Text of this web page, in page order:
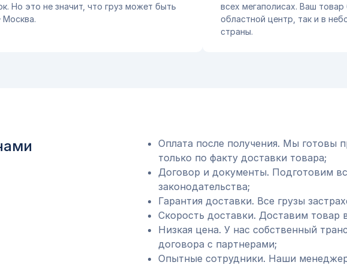
Но это не значит, что груз может быть
Москва.
всех мегаполисах. Ваш
областной центр, так и в
страны.
Оплата после получения. Мы готовы
только по факту доставки товара;
Договор и документы. Подготовим
законодательства;
Гарантия доставки. Все грузы
Скорость доставки. Доставим товар
Низкая цена. У нас собственный
договора с партнерами;
Опытные сотрудники. Наши